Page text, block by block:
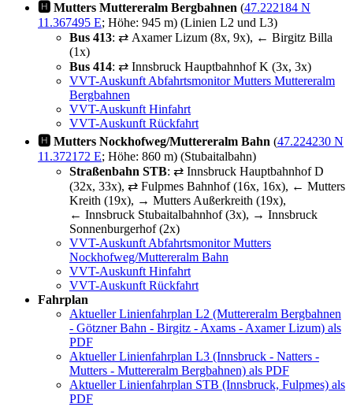
🅷 Mutters Muttereralm Bergbahnen (47.222184 N
11.367495 E; Höhe: 945 m) (Linien L2 und L3)
Bus 413: ⇄ Axamer Lizum (8x, 9x), ← Birgitz Billa
(1x)
Bus 414: ⇄ Innsbruck Hauptbahnhof K (3x, 3x)
VVT-Auskunft Abfahrtsmonitor Mutters Muttereralm
Bergbahnen
VVT-Auskunft Hinfahrt
VVT-Auskunft Rückfahrt
🅷 Mutters Nockhofweg/Muttereralm Bahn (47.224230 N
11.372172 E; Höhe: 860 m) (Stubaitalbahn)
Straßenbahn STB: ⇄ Innsbruck Hauptbahnhof D
(32x, 33x), ⇄ Fulpmes Bahnhof (16x, 16x), ← Mutters
Kreith (19x), → Mutters Außerkreith (19x),
← Innsbruck Stubaitalbahnhof (3x), → Innsbruck
Sonnenburgerhof (2x)
VVT-Auskunft Abfahrtsmonitor Mutters
Nockhofweg/Muttereralm Bahn
VVT-Auskunft Hinfahrt
VVT-Auskunft Rückfahrt
Fahrplan
Aktueller Linienfahrplan L2 (Muttereralm Bergbahnen
- Götzner Bahn - Birgitz - Axams - Axamer Lizum) als
PDF
Aktueller Linienfahrplan L3 (Innsbruck - Natters -
Mutters - Muttereralm Bergbahnen) als PDF
Aktueller Linienfahrplan STB (Innsbruck, Fulpmes) als
PDF